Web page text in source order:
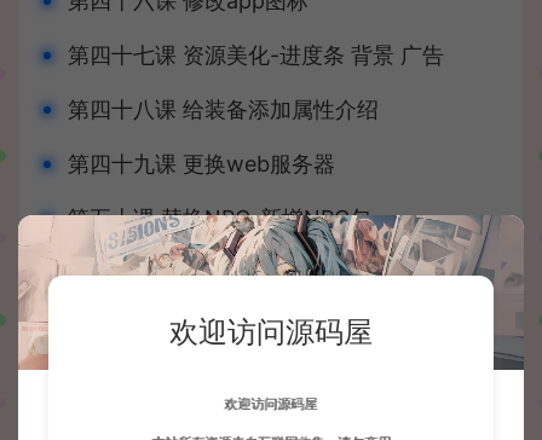
第四十七课 资源美化-进度条 背景 广告
第四十八课 给装备添加属性介绍
第四十九课 更换web服务器
第五十课 替换NPC-新增NPC包
第五十一课 替换NPC-原包内替换不等素材
第五十三课 替换安全区光标图案
欢迎访问源码屋
欢迎访问源码屋